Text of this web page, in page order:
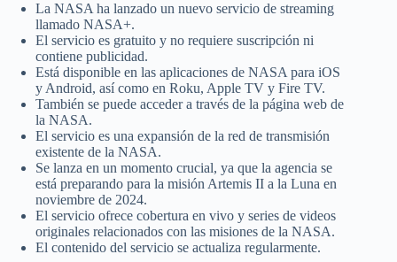
La NASA ha lanzado un nuevo servicio de streaming
llamado NASA+.
El servicio es gratuito y no requiere suscripción ni
contiene publicidad.
Está disponible en las aplicaciones de NASA para iOS
y Android, así como en Roku, Apple TV y Fire TV.
También se puede acceder a través de la página web de
la NASA.
El servicio es una expansión de la red de transmisión
existente de la NASA.
Se lanza en un momento crucial, ya que la agencia se
está preparando para la misión Artemis II a la Luna en
noviembre de 2024.
El servicio ofrece cobertura en vivo y series de videos
originales relacionados con las misiones de la NASA.
El contenido del servicio se actualiza regularmente.